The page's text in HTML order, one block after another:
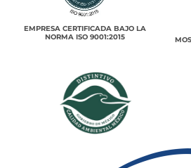
EMPRESA CERTIFICADA BAJO LA
NORMA ISO 9001:2015